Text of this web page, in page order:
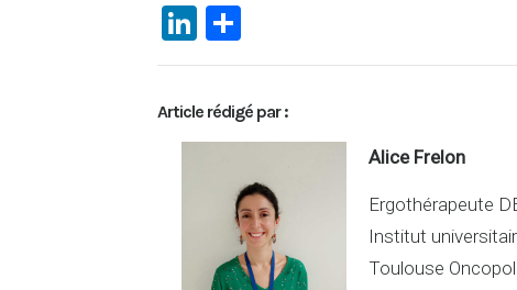
Li
n
ke
dI
ar
ta
g
Article rédigé par :
Alice Frelon
Ergothérapeute
Institut
Toulouse